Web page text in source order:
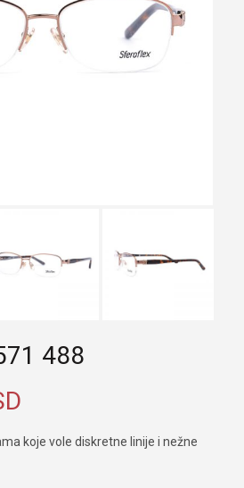
488
koje vole diskretne linije i nežne